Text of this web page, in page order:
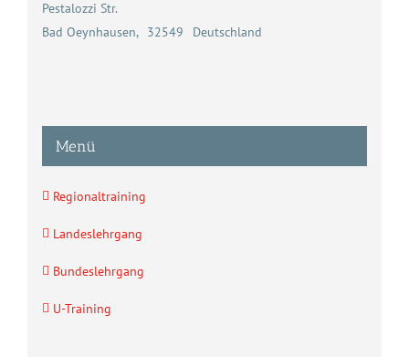
Pestalozzi Str.
Bad Oeynhausen, 32549 Deutschland
Menü
Regionaltraining
Landeslehrgang
Bundeslehrgang
U-Training